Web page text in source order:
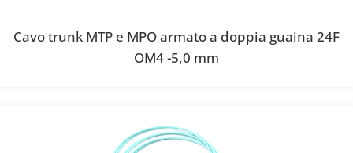
Cavo trunk MTP e MPO armato a doppia guaina 24F
OM4 -5,0 mm